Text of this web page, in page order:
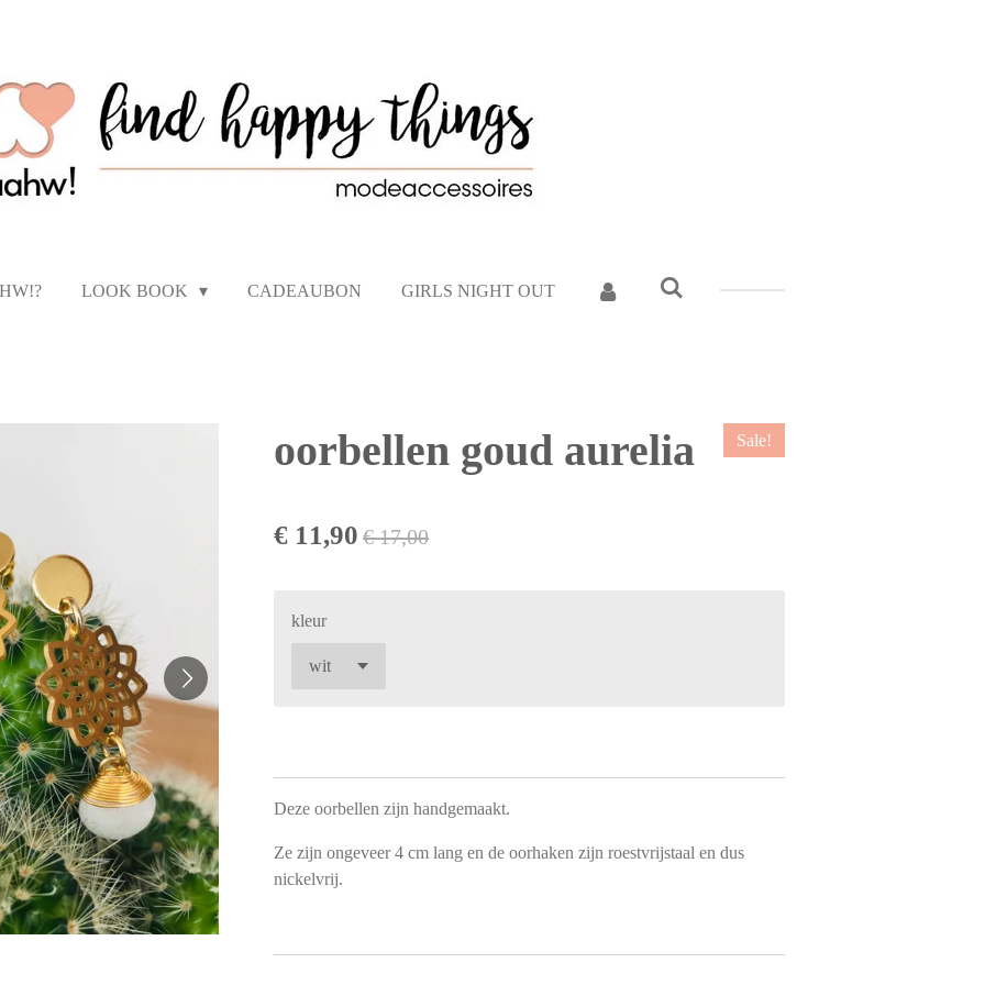
LOOK BOOK CADEAUBON GIRLS NIGHT OUT
oorbellen goud aurelia Sale!
€ 11,90 € 17,00
kleur
Deze oorbellen zijn handgemaakt.
Ze zijn ongeveer 4 cm lang en de oorhaken zijn roestvrijstaal en dus
nickelvrij.